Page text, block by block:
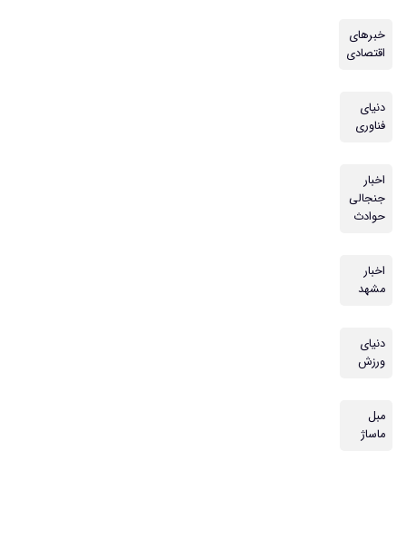
خبرهای
اقتصادی
دنیای
فناوری
اخبار
جنجالی
حوادث
اخبار
مشهد
دنیای
ورزش
مبل
ماساژ